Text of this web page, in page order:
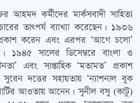
কর্মীদের মার্কসবাদী সাহিত্য
তাৎপর্য ব্যাখ্যা করেছেন। ১৯৩৬
করেন এবং এরপর ‘আগে চলো’
১৯৪৫ সালের ডিসেম্বরে বাংলা ও
এবং সাপ্তাহিক ‘মতামত’ প্রকাশ
দত্তের সহায়তায় ‘ন্যাশনাল বুক
আওতায় আনেন। সুনীল বসু (কাটু)